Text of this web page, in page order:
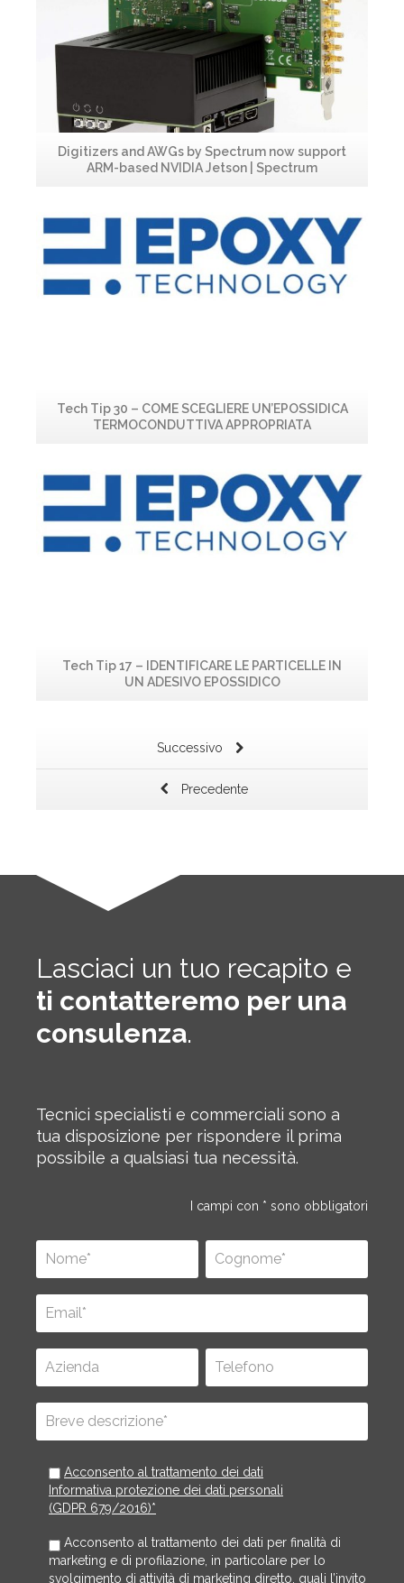
Digitizers and AWGs by Spectrum now support
ARM-based NVIDIA Jetson | Spectrum
Tech Tip 30 – COME SCEGLIERE UN’EPOSSIDICA
TERMOCONDUTTIVA APPROPRIATA
Tech Tip 17 – IDENTIFICARE LE PARTICELLE IN
UN ADESIVO EPOSSIDICO
Successivo
Precedente
Lasciaci un tuo recapito e
ti contatteremo per una
consulenza.
Tecnici specialisti e commerciali sono a
tua disposizione per rispondere il prima
possibile a qualsiasi tua necessità.
I campi con * sono obbligatori
Acconsento al trattamento dei dati
Informativa protezione dei dati personali
(GDPR 679/2016)*
Acconsento al trattamento dei dati per finalità di
marketing e di profilazione, in particolare per lo
svolgimento di attività di marketing diretto, quali l’invito